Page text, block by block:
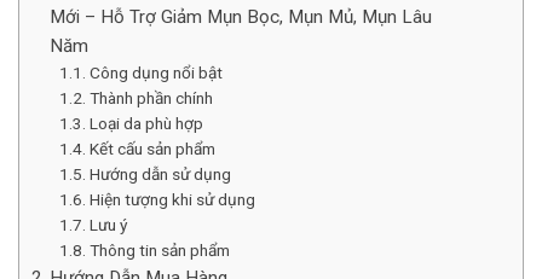
Mới – Hỗ Trợ Giảm Mụn Bọc, Mụn Mủ, Mụn Lâu
Năm
Công dụng nổi bật
Thành phần chính
Loại da phù hợp
Kết cấu sản phẩm
Hướng dẫn sử dụng
Hiện tượng khi sử dụng
Lưu ý
Thông tin sản phẩm